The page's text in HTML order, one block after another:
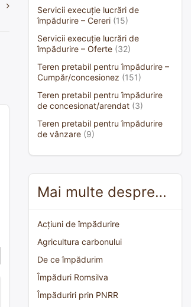
Servicii execuție lucrări de
împădurire – Cereri (15)
Servicii execuție lucrări de
împădurire – Oferte (32)
Teren pretabil pentru împădurire –
Cumpăr/concesionez (151)
Teren pretabil pentru împădurire
de concesionat/arendat (3)
Teren pretabil pentru împădurire
de vânzare (9)
Mai multe despre…
Acțiuni de împădurire
Agricultura carbonului
De ce împădurim
Împăduri Romsilva
Împăduriri prin PNRR